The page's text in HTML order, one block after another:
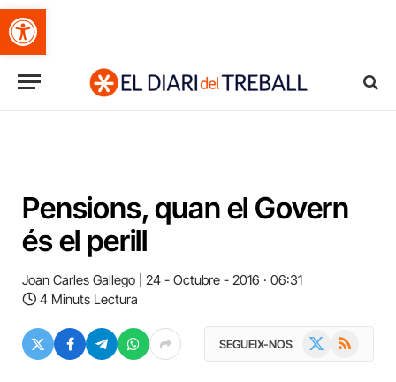
Obre la barra d'eines
Pensions, quan el Govern
és el perill
Joan Carles Gallego
24 - Octubre - 2016 · 06:31
4 Minuts Lectura
SEGUEIX-NOS RSS